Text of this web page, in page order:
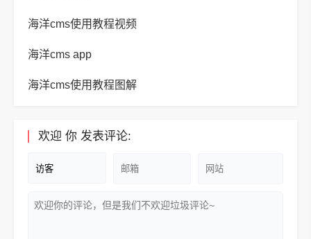
海洋cms使用教程视频
海洋cms app
海洋cms使用教程图解
欢迎 你 发表评论: